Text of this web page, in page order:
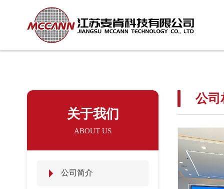
关于我们
ABOUT US
公司简介
公司